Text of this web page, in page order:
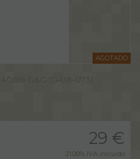
AGOTADO
40BB G&G (G-08-073)
29 €
21.00% IVA incluido